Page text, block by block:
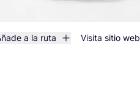
a la ruta Visita sitio web